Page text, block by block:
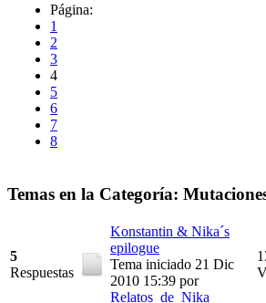
Página:
1
2
3
4
5
6
7
8
Temas en la Categoría:
5
Respuestas
Konstantin & Nika´s
epilogue
Tema iniciado 21 Dic
2010 15:39 por
Relatos_de_Nika